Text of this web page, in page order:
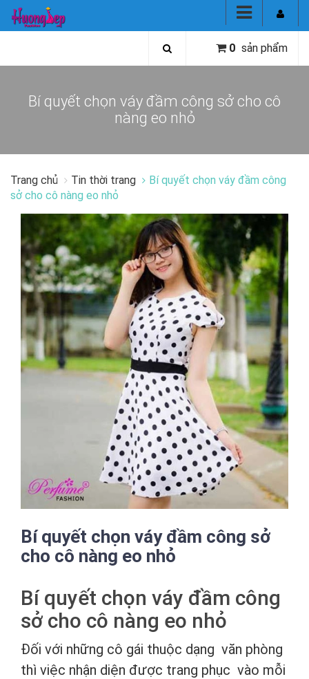
0 sản phẩm
Bí quyết chọn váy đầm công sở cho cô
nàng eo nhỏ
Trang chủ Tin thời trang
Bí quyết chọn váy đầm công
sở cho cô nàng eo nhỏ
Bí quyết chọn váy đầm công sở
cho cô nàng eo nhỏ
Bí quyết chọn váy đầm công
sở cho cô nàng eo nhỏ
Đối với những cô gái thuộc dạng văn phòng
thì việc nhận diện được trang phục vào mỗi